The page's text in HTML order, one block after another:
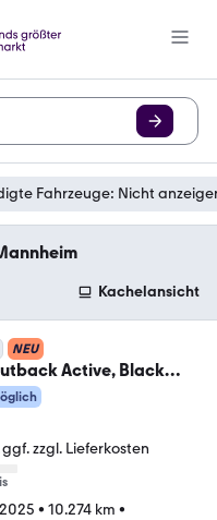
Fahrzeuge: Nicht
Kachelansicht
NEU
Active, Black
Allrad
ggf. zzgl. Lieferkosten
• 10.274 km •